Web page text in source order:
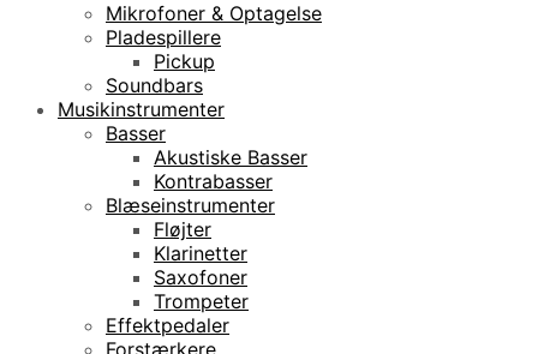
Mikrofoner & Optagelse
Pladespillere
Pickup
Soundbars
Musikinstrumenter
Basser
Akustiske Basser
Kontrabasser
Blæseinstrumenter
Fløjter
Klarinetter
Saxofoner
Trompeter
Effektpedaler
Forstærkere